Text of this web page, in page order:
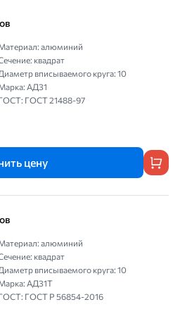
алюминий
квадрат
вписываемого круга: 10
АД31
ГОСТ 21488-97
цену
алюминий
квадрат
вписываемого круга: 10
АД31Т
ГОСТ Р 56854-2016